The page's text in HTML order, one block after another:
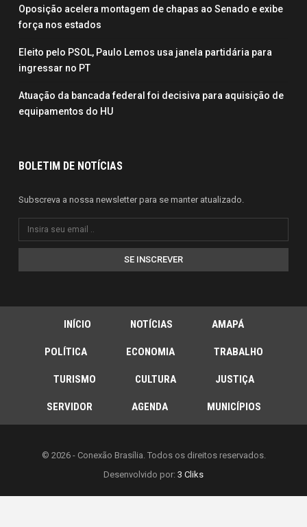
Oposição acelera montagem de chapas ao Senado e exibe
força nos estados
Eleito pelo PSOL, Paulo Lemos usa janela partidária para
ingressar no PT
Atuação da bancada federal foi decisiva para aquisição de
equipamentos do HU
BOLETIM DE NOTÍCIAS
Subscreva a nossa newsletter para se manter atualizado.
SE INSCREVER
INÍCIO NOTÍCIAS AMAPÁ
POLÍTICA ECONOMIA TRABALHO
TURISMO CULTURA JUSTIÇA
SERVIDOR AGENDA MUNICÍPIOS
© 2026 - Conexão Brasília. Todos os direitos reservados.
Desenvolvido por: 3 Cliks